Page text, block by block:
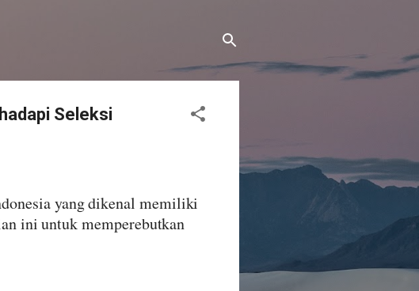
Seleksi
yang dikenal memiliki
ini untuk memperebutkan